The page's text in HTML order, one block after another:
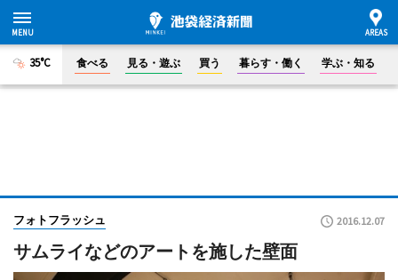
35°C 食べる 見る・遊ぶ 買う 暮らす・働く 学ぶ・知る
フォトフラッシュ 2016.12.07
サムライなどのアートを施した壁面